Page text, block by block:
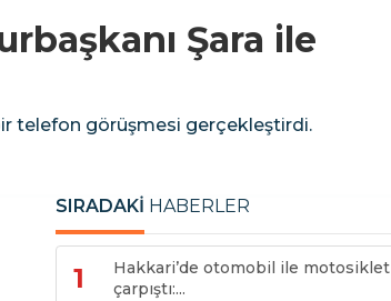
Şara ile
telefon görüşmesi gerçekleştirdi.
SIRADAKİ HABERLER
1
Hakkari’de otomobil ile motosiklet
çarpıştı:...